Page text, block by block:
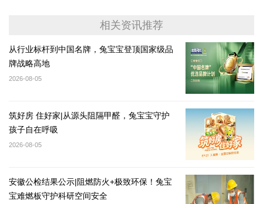
相关资讯推荐
从行业标杆到中国名牌，兔宝宝登顶国家级品
牌战略高地
2026-08-05
筑好房 住好家|从源头阻隔甲醛，兔宝宝守护
孩子自在呼吸
2026-08-05
安徽公检结果公示|阻燃防火+极致环保！兔宝
宝难燃板守护科研空间安全